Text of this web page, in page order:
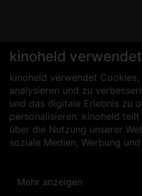
kinoheld
kinoheld verwendet
analysieren und zu
und das digitale Erlebnis zu
personalisieren. kinoheld
über die Nutzung unserer
soziale Medien, Werbung
Mehr anzeigen